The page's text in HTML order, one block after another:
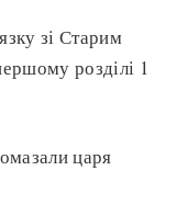
зі Старим
розділі 1
царя